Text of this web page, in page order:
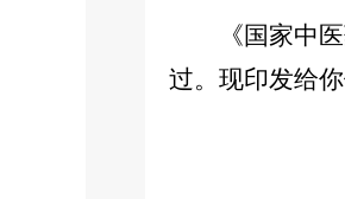
《国家中医
过。现印发给